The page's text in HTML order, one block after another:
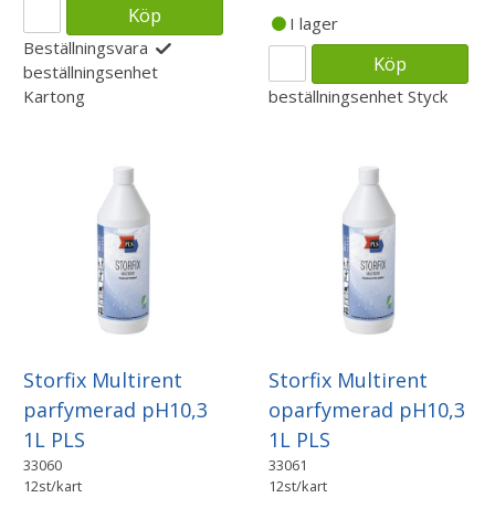
Köp
Beställningsvara
beställningsenhet
Kartong
I lager
Köp
beställningsenhet Styck
Storfix Multirent
parfymerad pH10,3
1L PLS
33060
12st/kart
Storfix Multirent
oparfymerad pH10,3
1L PLS
33061
12st/kart